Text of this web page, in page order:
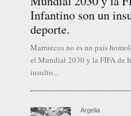
Infantino son un
deporte.
Marruecos no es un país
el Mundial 2030 y la FIFA de
insulto...
Argelia